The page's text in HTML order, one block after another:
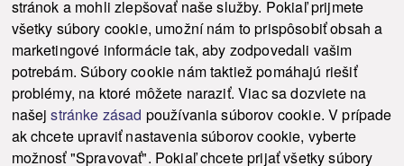
stránok a mohli zlepšovať naše služby. Pokiaľ prijmete
všetky súbory cookie, umožní nám to prispôsobiť obsah a
marketingové informácie tak, aby zodpovedali vašim
potrebám. Súbory cookie nám taktiež pomáhajú riešiť
problémy, na ktoré môžete naraziť. Viac sa dozviete na
našejstránke zásad používania súborov cookie. V prípade
ak chcete upraviť nastavenia súborov cookie, vyberte
možnosť "Spravovať". Pokiaľ chcete prijať všetky súbory
Odoslať
© 2021-2026 ku.sk. Všetky práva vyhradené. | Ochrana osobných údajov
Vyhlásenie o prístupnosti |
Admin